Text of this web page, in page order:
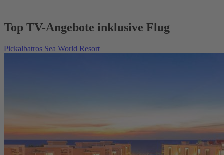
Top TV-Angebote inklusive Flug
Pickalbatros Sea World Resort